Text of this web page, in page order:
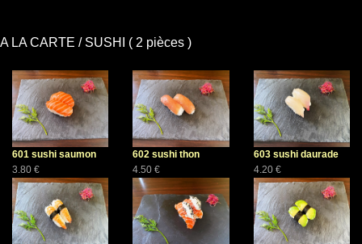
A LA CARTE / SUSHI ( 2 pièces )
601 sushi saumon
3.80 €
602 sushi thon
4.50 €
603 sushi daurade
4.20 €